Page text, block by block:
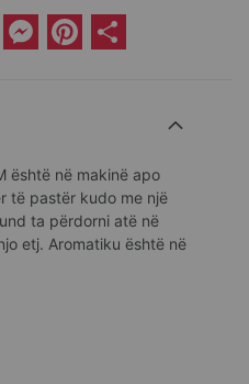
Twitter Messenger
Pinterest
është në makinë apo
të pastër kudo me një
ta përdorni atë në
etj. Aromatiku është në